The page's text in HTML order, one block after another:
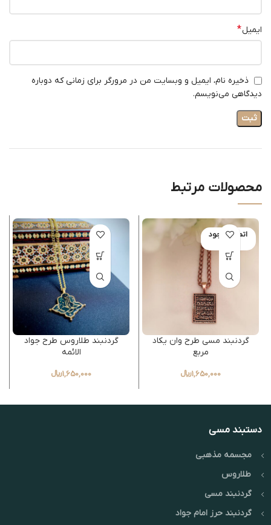
ایمیل*
ذخیره نام، ایمیل و وبسایت من در مرورگر برای زمانی که دوباره
دیدگاهی می‌نویسم.
محصولات مرتبط
اتمام موجود
گردنبند مسی طرح وان یکاد
مربع
1,650,000﷼
گردنبند طلاروس طرح جواد
الائمه
1,650,000﷼
دستبند مسی
مجسمه مذهبی
طلاروس
گردنبند مسی
گردنبند حرز امام جواد